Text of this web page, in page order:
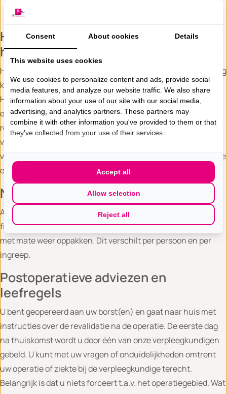
Hoe kunt u zelf meewerken aan uw
herstel?
Het is belangrijk dat u al snel na uw operatie weer in beweging
komt. Dit is goed voor uw bloedcirculatie en spijsvertering.
Het advies is om de eerste 2 weken inspanning/tillen, reiken
en kracht zetten met de armen te vermijden. Gelieve niet te
roken. Roken geeft een slechtere wondgenezing en een
verhoogde kans op complicaties. Ook leidt roken tot meer
verlies van het ingespoten vet en daarmee verlies van volume
en resultaat.
Naar huis
Als gevolg van uw operatie bent u meestal niet meteen weer
fit, maar als u zich goed voelt kunt u uw normale leefpatroon
met mate weer oppakken. Dit verschilt per persoon en per
ingreep.
Postoperatieve adviezen en
leefregels
U bent geopereerd aan uw borst(en) en gaat naar huis met
instructies over de revalidatie na de operatie. De eerste dag
na thuiskomst wordt u door één van onze verpleegkundigen
gebeld. U kunt met uw vragen of onduidelijkheden omtrent
uw operatie of ziekte bij de verpleegkundige terecht.
Belangrijk is dat u niets forceert t.a.v. het operatiegebied. Wat
Consent About cookies Details
This website uses cookies
We use cookies to personalize content and ads, provide social
media features, and analyze our website traffic. We also share
information about your use of our site with our social media,
advertising, and analytics partners. These partners may
combine it with other information you've provided to them or that
they've collected from your use of their services.
Reject all
Allow selection
Accept all